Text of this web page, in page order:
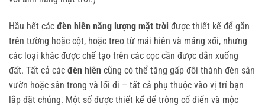
Hầu hết các đèn hiên năng lượng mặt trời được thiết kế để gắn
trên tường hoặc cột, hoặc treo từ mái hiên và máng xối, nhưng
các loại khác được chế tạo trên các cọc cần được dẫn xuống
đất. Tất cả các đèn hiên cũng có thể tăng gấp đôi thành đèn sân
vườn hoặc sân trong và lối đi – tất cả phụ thuộc vào vị trí bạn
lắp đặt chúng. Một số được thiết kế để trông cổ điển và mộc